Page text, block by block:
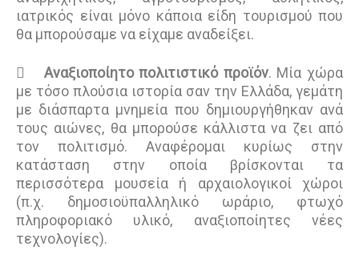
ιατρικός είναι μόνο κάποια είδη τουρισμού που
θα μπορούσαμε να είχαμε αναδείξει.
 Αναξιοποίητο πολιτιστικό προϊόν. Μία χώρα
με τόσο πλούσια ιστορία σαν την Ελλάδα, γεμάτη
με διάσπαρτα μνημεία που δημιουργήθηκαν ανά
τους αιώνες, θα μπορούσε κάλλιστα να ζει από
τον πολιτισμό. Αναφέρομαι κυρίως στην
κατάσταση στην οποία βρίσκονται τα
περισσότερα μουσεία ή αρχαιολογικοί χώροι
(π.χ. δημοσιοϋπαλληλικό ωράριο, φτωχό
πληροφοριακό υλικό, αναξιοποίητες νέες
τεχνολογίες).